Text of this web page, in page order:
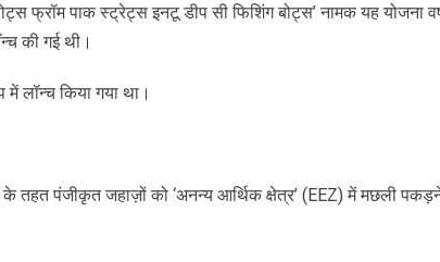
फ्रॉम पाक स्ट्रेट्स इनटू डीप सी फिशिंग बोट्स’ नामक यह योजना
की गई थी।
लॉन्च किया गया था।
के तहत पंजीकृत जहाज़ों को ‘अनन्य आर्थिक क्षेत्र’ (EEZ) में मछली